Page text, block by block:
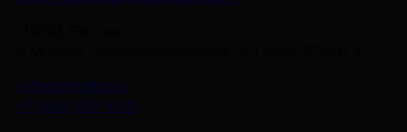
info@nmgdoc.ru
+7 (495) 937-6170